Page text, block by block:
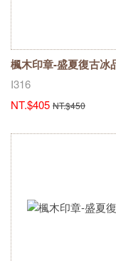
楓木印章-盛夏復古冰
I316
NT.$405 NT.$450